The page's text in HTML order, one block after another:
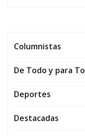
Columnistas
De Todo y para
Deportes
Destacadas